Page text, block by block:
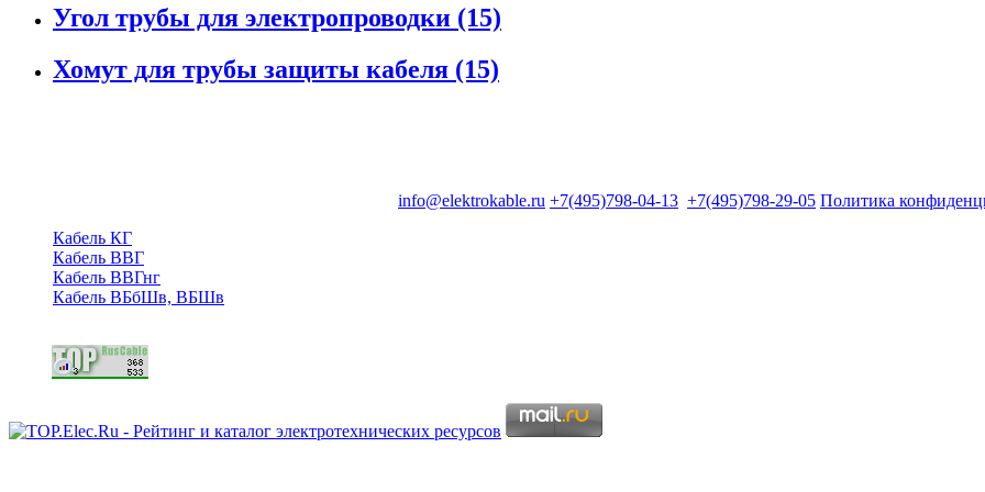
Угол трубы для электропроводки (15)
Хомут для трубы защиты кабеля (15)
info@elektrokable.ru +7(495)798-04-13 +7(495)798-29-05 Политика
Кабель КГ
Кабель ВВГ
Кабель ВВГнг
Кабель ВБбШв, ВБШв